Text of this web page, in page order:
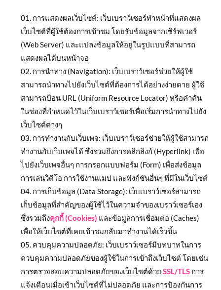
การแสดงผลเว็บไซต์: เว็บเบราว์เซอร์ทำหน้าที่แสดงผล
เว็บไซต์ที่ผู้ใช้ต้องการเข้าชม โดยรับข้อมูลจากเซิร์ฟเวอร์
(Web Server) และแปลงข้อมูลให้อยู่ในรูปแบบที่สามารถ
แสดงผลได้บนหน้าจอ
การนำทาง (Navigation): เว็บเบราว์เซอร์ช่วยให้ผู้ใช้
สามารถนำทางไปยังเว็บไซต์ที่ต้องการได้อย่างง่ายดาย ผู้ใช้
สามารถป้อน URL (Uniform Resource Locator) หรือคำค้น
ในช่องที่กำหนดไว้ในเว็บเบราว์เซอร์เพื่อเริ่มการนำทางไปยัง
เว็บไซต์ต่างๆ
การทำงานกับเว็บเพจ: เว็บเบราว์เซอร์ช่วยให้ผู้ใช้สามารถ
ทำงานกับเว็บเพจได้ ซึ่งรวมถึงการคลิกลิงก์ (Hyperlink) เพื่อ
ไปยังเว็บเพจอื่นๆ การกรอกแบบฟอร์ม (Form) เพื่อส่งข้อมูล
การเล่นวิดีโอ การใช้งานแมป และฟังก์ชันอื่นๆ ที่มีในเว็บไซต์
การเก็บข้อมูล (Data Storage): เว็บเบราว์เซอร์สามารถ
เก็บข้อมูลที่สำคัญของผู้ใช้ไว้ในความจำของเบราว์เซอร์เอง
ซึ่งรวมถึงคุกกี้ (Cookies) และข้อมูลการเชื่อมต่อ (Caches)
เพื่อให้เว็บไซต์ที่เคยเข้าชมกลับมาทำงานได้เร็วขึ้น
ควบคุมความปลอดภัย: เว็บเบราว์เซอร์มีบทบาทในการ
ควบคุมความปลอดภัยของผู้ใช้ในการเข้าถึงเว็บไซต์ โดยเช่น
การตรวจสอบความปลอดภัยของเว็บไซต์ด้วยSSL/TLS การ
แจ้งเตือนเมื่อเข้าเว็บไซต์ที่ไม่ปลอดภัย และการป้องกันการ